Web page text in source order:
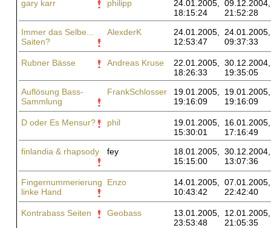
gary karr philipp
24.01.2005,
18:15:24
09.12.2004,
21:52:28
Immer das Selbe...
Saiten?
AlexderK
24.01.2005,
12:53:47
24.01.2005,
09:37:33
Rubner Bässe Andreas Kruse
22.01.2005,
18:26:33
30.12.2004,
19:35:05
Auflösung Bass-
Sammlung
FrankSchlosser
19.01.2005,
19:16:09
19.01.2005,
19:16:09
D oder Es Mensur? phil
19.01.2005,
15:30:01
16.01.2005,
17:16:49
finlandia & rhapsody
fey
18.01.2005,
15:15:00
30.12.2004,
13:07:36
Fingernummerierung
linke Hand
Enzo
14.01.2005,
10:43:42
07.01.2005,
22:42:40
Kontrabass Seiten Geobass
13.01.2005,
23:53:48
12.01.2005,
21:05:35